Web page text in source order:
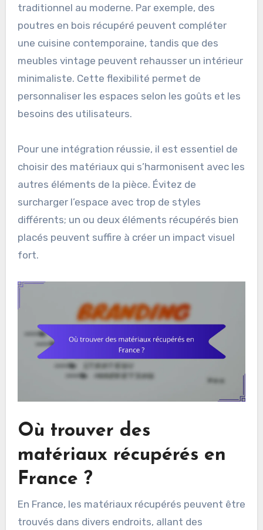
traditionnel au moderne. Par exemple, des
poutres en bois récupéré peuvent compléter
une cuisine contemporaine, tandis que des
meubles vintage peuvent rehausser un intérieur
minimaliste. Cette flexibilité permet de
personnaliser les espaces selon les goûts et les
besoins des utilisateurs.
Pour une intégration réussie, il est essentiel de
choisir des matériaux qui s’harmonisent avec les
autres éléments de la pièce. Évitez de
surcharger l’espace avec trop de styles
différents; un ou deux éléments récupérés bien
placés peuvent suffire à créer un impact visuel
fort.
Où trouver des
matériaux récupérés en
France ?
En France, les matériaux récupérés peuvent être
trouvés dans divers endroits, allant des